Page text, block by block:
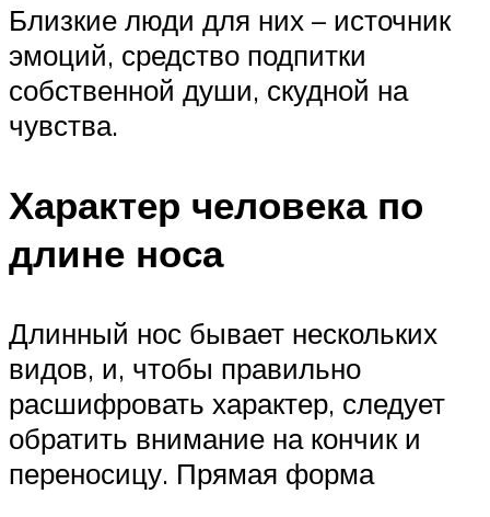
Близкие люди для них – источник
эмоций, средство подпитки
собственной души, скудной на
чувства.
Характер человека по
длине носа
Длинный нос бывает нескольких
видов, и, чтобы правильно
расшифровать характер, следует
обратить внимание на кончик и
переносицу. Прямая форма